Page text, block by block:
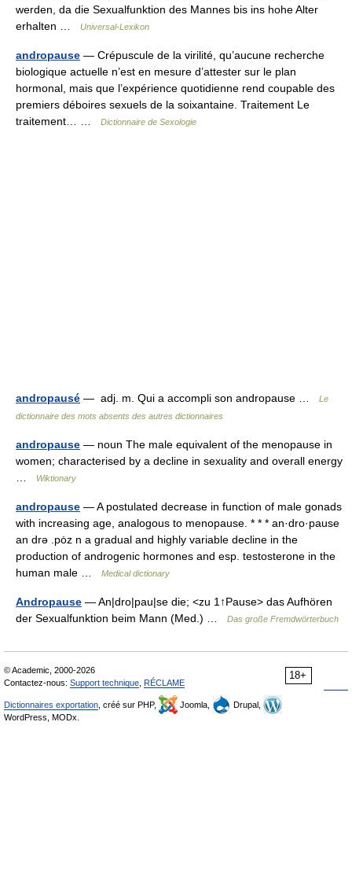
werden, da die Sexualfunktion des Mannes bis ins hohe Alter
erhalten …
Universal-Lexikon
andropause — Crépuscule de la virilité, qu’aucune recherche
biologique actuelle n’est en mesure d’attester sur le plan
hormonal, mais que l’expérience quotidienne rend coupable des
premiers déboires sexuels de la soixantaine. Traitement Le
traitement… …
Dictionnaire de Sexologie
andropausé — adj. m. Qui a accompli son andropause …
Le
dictionnaire des mots absents des autres dictionnaires
andropause — noun The male equivalent of the menopause in
women; characterised by a decline in sexuality and overall energy
Wiktionary
andropause — A postulated decrease in function of male gonads
with increasing age, analogous to menopause. * * * an·dro·pause
an drə .pȯz n a gradual and highly variable decline in the
production of androgenic hormones and esp. testosterone in the
human male …
Medical dictionary
Andropause — An|dro|pau|se die; <zu 1↑Pause> das Aufhören
der Sexualfunktion beim Mann (Med.) …
Das große Fremdwörterbuch
18+
© Academic, 2000-2026
Contactez-nous: Support technique RÉCLAME
Dictionnaires exportation , créé sur PHP, Joomla,
Drupal,
WordPress, MODx.